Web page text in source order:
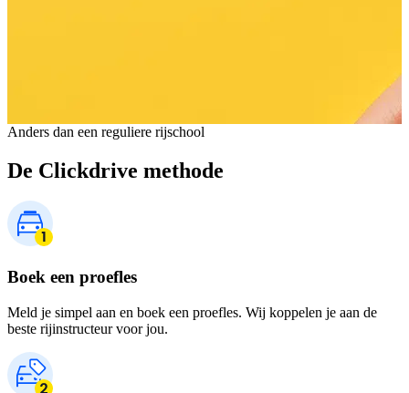
Anders dan een reguliere rijschool
De Clickdrive methode
Boek een proefles
Meld je simpel aan en boek een proefles. Wij koppelen je aan de
beste rijinstructeur voor jou.